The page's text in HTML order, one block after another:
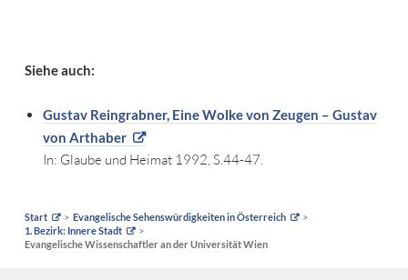
Siehe auch:
Gustav Reingrabner, Eine Wolke von Zeugen – Gustav
von Arthaber
In: Glaube und Heimat 1992, S.44-47.
Start
Evangelische Sehenswürdigkeiten in Österreich
1. Bezirk: Innere Stadt
Evangelische Wissenschaftler an der Universität Wien